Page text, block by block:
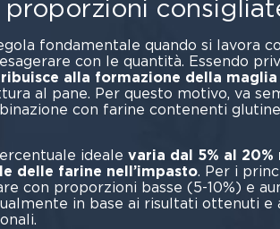
proporzioni
fondamentale quando si lavora
con le quantità. Essendo
alla formazione della maglia
al pane. Per questo motivo, va
con farine contenenti
ideale varia dal 5% al
delle farine nell’impasto. Per i
con proporzioni basse (5-10%) e
in base ai risultati ottenuti e